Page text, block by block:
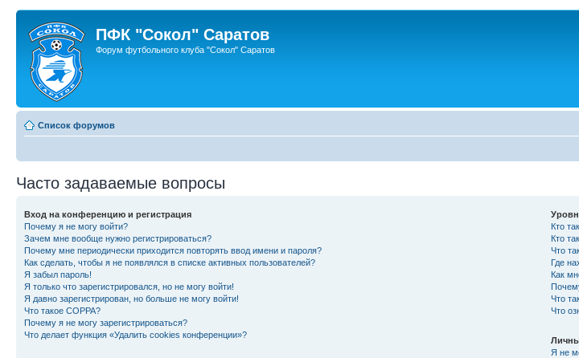
ПФК "Сокол" Саратов
Форум футбольного клуба "Сокол" Саратов
Список форумов
Часто задаваемые вопросы
Вход на конференцию и регистрация
Почему я не могу войти?
Зачем мне вообще нужно регистрироваться?
Почему мне периодически приходится повторять ввод имени и пароля?
Как сделать, чтобы я не появлялся в списке активных пользователей?
Я забыл пароль!
Я только что зарегистрировался, но не могу войти!
Я давно зарегистрирован, но больше не могу войти!
Что такое COPPA?
Почему я не могу зарегистрироваться?
Что делает функция «Удалить cookies конференции»?
Кто
Кто
Что
Где
Как
Что
Что
Я не